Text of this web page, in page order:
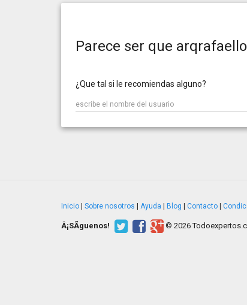
Parece ser que
¿Que tal si le recomiendas alguno?
Inicio Sobre nosotros Ayuda Blog Contacto
Â¡SÃ­guenos! © 2026